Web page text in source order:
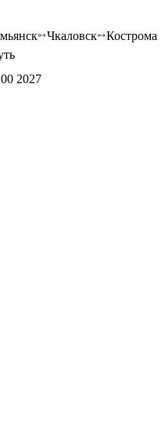
Чкаловск
Кострома
2027